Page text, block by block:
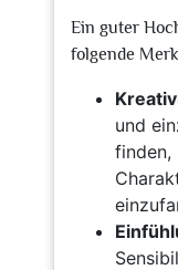
Ein guter
folgende
und
finden,